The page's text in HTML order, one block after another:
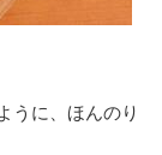
うに、ほんのり